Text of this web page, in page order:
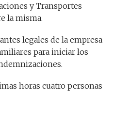
y Transportes
la misma.
legales de la empresa
para iniciar los
horas cuatro personas